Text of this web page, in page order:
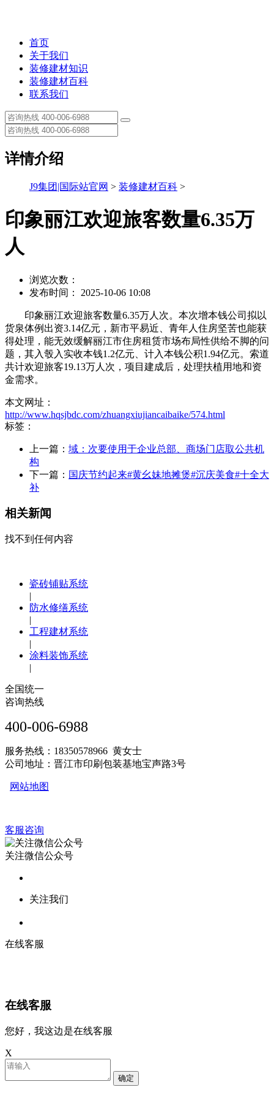
首页
关于我们
装修建材知识
装修建材百科
联系我们
详情介绍
J9集团|国际站官网 > 装修建材百科 >
印象丽江欢迎旅客数量6.35万
人
浏览次数：
发布时间： 2025-10-06 10:08
印象丽江欢迎旅客数量6.35万人次。本次增本钱公司拟以
货泉体例出资3.14亿元，新市平易近、青年人住房坚苦也能获
得处理，能无效缓解丽江市住房租赁市场布局性供给不脚的问
题，其入彀入实收本钱1.2亿元、计入本钱公积1.94亿元。索道
共计欢迎旅客19.13万人次，项目建成后，处理扶植用地和资
金需求。
本文网址：
http://www.hqsjbdc.com/zhuangxiujiancaibaike/574.html
标签：
上一篇： 域：次要使用于企业总部、商场门店取公共机
构
下一篇： 国庆节约起来#黄幺妹地摊煲#沉庆美食#十全大
补
相关新闻
找不到任何内容
瓷砖铺贴系统
|
防水修缮系统
|
工程建材系统
|
涂料装饰系统
|
全国统一
咨询热线
400-006-6988
服务热线：18350578966 黄女士
公司地址：晋江市印刷包装基地宝声路3号
网站地图
客服咨询
关注微信公众号
关注我们
在线客服
在线客服
您好，我这边是在线客服
X
确定